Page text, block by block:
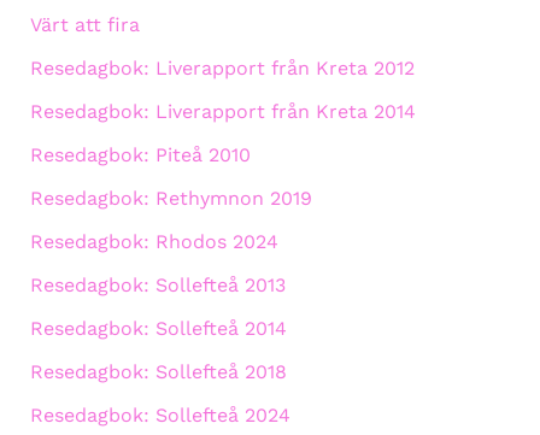
Värt att fira
Resedagbok: Liverapport från Kreta 2012
Resedagbok: Liverapport från Kreta 2014
Resedagbok: Piteå 2010
Resedagbok: Rethymnon 2019
Resedagbok: Rhodos 2024
Resedagbok: Sollefteå 2013
Resedagbok: Sollefteå 2014
Resedagbok: Sollefteå 2018
Resedagbok: Sollefteå 2024